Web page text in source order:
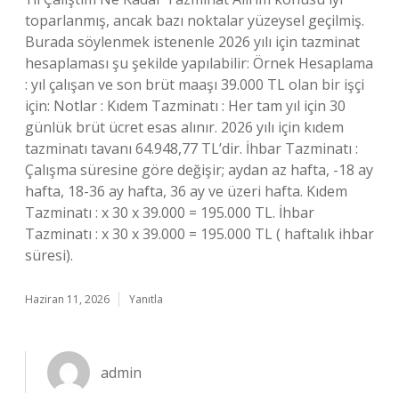
toparlanmış, ancak bazı noktalar yüzeysel geçilmiş.
Burada söylenmek istenenle 2026 yılı için tazminat
hesaplaması şu şekilde yapılabilir: Örnek Hesaplama
: yıl çalışan ve son brüt maaşı 39.000 TL olan bir işçi
için: Notlar : Kıdem Tazminatı : Her tam yıl için 30
günlük brüt ücret esas alınır. 2026 yılı için kıdem
tazminatı tavanı 64.948,77 TL’dir. İhbar Tazminatı :
Çalışma süresine göre değişir; aydan az hafta, -18 ay
hafta, 18-36 ay hafta, 36 ay ve üzeri hafta. Kıdem
Tazminatı : x 30 x 39.000 = 195.000 TL. İhbar
Tazminatı : x 30 x 39.000 = 195.000 TL ( haftalık ihbar
süresi).
Haziran 11, 2026 Yanıtla
admin